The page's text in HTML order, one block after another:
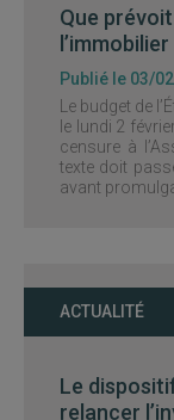
Que
Publié le 03/
Le budget de
le lundi 2
censure à
texte doit
avant
ACTUALITÉ
Le
relancer